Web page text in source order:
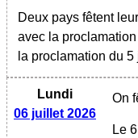
Deux pays fêtent
avec la
la proclamation du
Lundi
06 juillet 2026
On
Le